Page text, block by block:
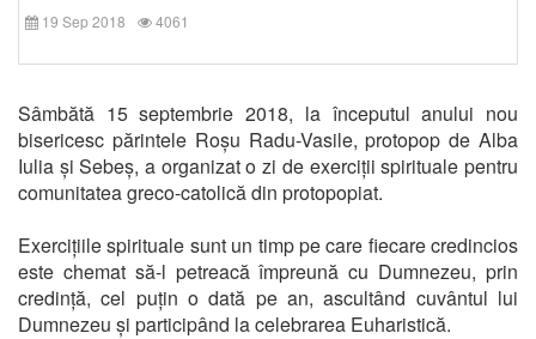
19 Sep 2018 4061
Sâmbătă 15 septembrie 2018, la începutul anului nou
bisericesc părintele Roșu Radu-Vasile, protopop de Alba
Iulia și Sebeș, a organizat o zi de exerciții spirituale pentru
comunitatea greco-catolică din protopopiat.
Exercițiile spirituale sunt un timp pe care fiecare credincios
este chemat să-l petreacă împreună cu Dumnezeu, prin
credință, cel puțin o dată pe an, ascultând cuvântul lui
Dumnezeu și participând la celebrarea Euharistică.